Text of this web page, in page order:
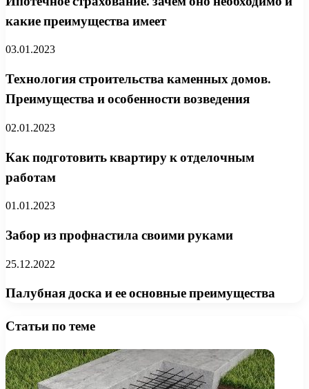
какие преимущества имеет
03.01.2023
Технология строительства каменных домов.
Преимущества и особенности возведения
02.01.2023
Как подготовить квартиру к отделочным
работам
01.01.2023
Забор из профнастила своими руками
25.12.2022
Палубная доска и ее основные преимущества
Статьи по теме